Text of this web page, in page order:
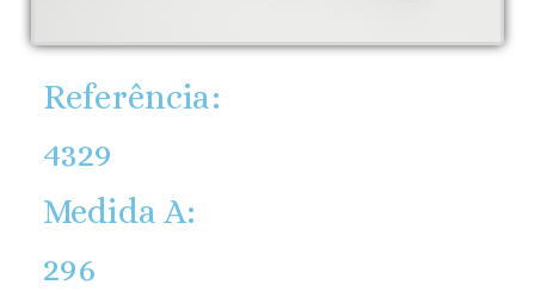
Referência:
4329
Medida A:
296